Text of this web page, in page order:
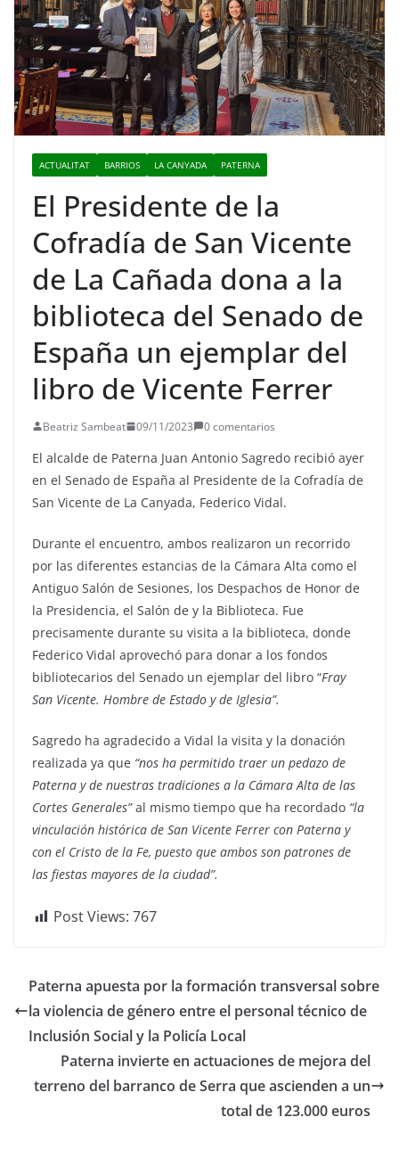
ACTUALITAT BARRIOS LA CANYADA PATERNA
El Presidente de la
Cofradía de San Vicente
de La Cañada dona a la
biblioteca del Senado de
España un ejemplar del
libro de Vicente Ferrer
Beatriz Sambeat 09/11/2023 0 comentarios
El alcalde de Paterna Juan Antonio Sagredo recibió ayer
en el Senado de España al Presidente de la Cofradía de
San Vicente de La Canyada, Federico Vidal.
Durante el encuentro, ambos realizaron un recorrido
por las diferentes estancias de la Cámara Alta como el
Antiguo Salón de Sesiones, los Despachos de Honor de
la Presidencia, el Salón de y la Biblioteca. Fue
precisamente durante su visita a la biblioteca, donde
Federico Vidal aprovechó para donar a los fondos
bibliotecarios del Senado un ejemplar del libro “Fray
San Vicente. Hombre de Estado y de Iglesia”.
Sagredo ha agradecido a Vidal la visita y la donación
realizada ya que “nos ha permitido traer un pedazo de
Paterna y de nuestras tradiciones a la Cámara Alta de las
Cortes Generales”al mismo tiempo que ha recordado “la
vinculación histórica de San Vicente Ferrer con Paterna y
con el Cristo de la Fe, puesto que ambos son patrones de
las fiestas mayores de la ciudad”.
Post Views: 767
Paterna apuesta por la formación transversal sobre
la violencia de género entre el personal técnico de
Inclusión Social y la Policía Local
Paterna invierte en actuaciones de mejora del
terreno del barranco de Serra que ascienden a un
total de 123.000 euros